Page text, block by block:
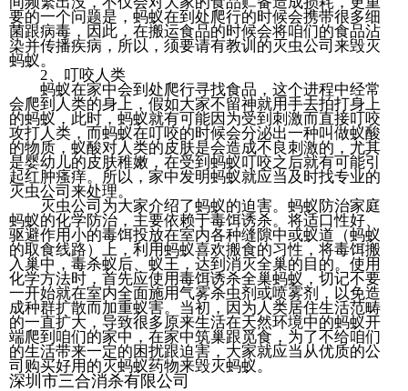
要的一个问题是，蚂蚁在到处爬行的时候会携带很多细
菌跟病毒，因此，在搬运食品的时候会将咱们的食品沾
染并传播疾病，所以，须要请有教训的灭虫公司来毁灭
蚂蚁。
2、叮咬人类
蚂蚁在家中会到处爬行寻找食品，这个进程中经常
会爬到人类的身上，假如大家不留神就用手去拍打身上
的蚂蚁，此时，蚂蚁就有可能因为受到刺激而直接叮咬
攻打人类，而蚂蚁在叮咬的时候会分泌出一种叫做蚁酸
的物质，蚁酸对人类的皮肤是会造成不良刺激的，尤其
是婴幼儿的皮肤稚嫩，在受到蚂蚁叮咬之后就有可能引
起红肿瘙痒。所以，家中发明蚂蚁就应当及时找专业的
灭虫公司来处理。
灭虫公司为大家介绍了蚂蚁的迫害。蚂蚁防治家庭
蚂蚁的化学防治，主要依赖于毒饵诱杀。将适口性好、
驱避作用小的毒饵投放在室内各种缝隙中或蚁道（蚂蚁
的取食线路）上，利用蚂蚁喜欢搬食的习性，将毒饵搬
入巢中，毒杀蚁后、蚁王，达到消灭全巢的目的。使用
化学方法时，首先应使用毒饵诱杀全巢蚂蚁，切记不要
一开始就在室内全面施用气雾杀虫剂或喷雾剂，以免造
成种群扩散而加重蚁害。当初，因为人类居住生活范畴
的一直扩大，导致很多原来生活在天然环境中的蚂蚁开
端爬到咱们的家中，在家中筑巢跟觅食，为了不给咱们
的生活带来一定的困扰跟迫害，大家就应当从优质的公
司购买好用的灭蚂蚁药物来毁灭蚂蚁。
深圳市三合消杀有限公司